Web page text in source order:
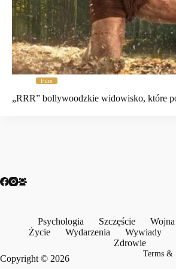
Film
„RRR” bollywoodzkie widowisko, które
Psychologia Szczęście Wojna
Życie
Wydarzenia Wywiady
Zdrowie
Copyright © 2026
Terms &